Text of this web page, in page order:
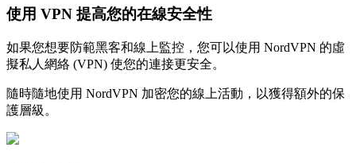
使用 VPN 提高您的在線安全性
如果您想要防範黑客和線上監控，您可以使用 NordVPN 的虛
擬私人網絡 (VPN) 使您的連接更安全。
隨時隨地使用 NordVPN 加密您的線上活動，以獲得額外的保
護層級。